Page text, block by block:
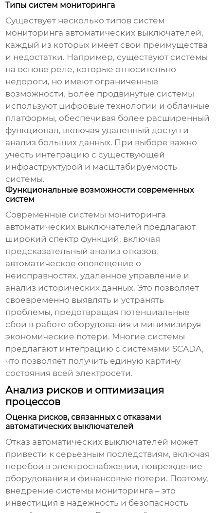
Типы систем мониторинга
Существует несколько типов систем
мониторинга автоматических выключателей,
каждый из которых имеет свои преимущества
и недостатки. Например, существуют системы
на основе реле, которые относительно
недороги, но имеют ограниченные
возможности. Более продвинутые системы
используют цифровые технологии и облачные
платформы, обеспечивая более расширенный
функционал, включая удаленный доступ и
анализ больших данных. При выборе важно
учесть интеграцию с существующей
инфраструктурой и масштабируемость
системы.
Функциональные возможности современных
систем
Современные системы мониторинга
автоматических выключателей предлагают
широкий спектр функций, включая
предсказательный анализ отказов,
автоматическое оповещение о
неисправностях, удаленное управление и
анализ исторических данных. Это позволяет
своевременно выявлять и устранять
проблемы, предотвращая потенциальные
сбои в работе оборудования и минимизируя
экономические потери. Многие системы
предлагают интеграцию с системами SCADA,
что позволяет получить единую картину
состояния всей электросети.
Анализ рисков и оптимизация
процессов
Оценка рисков, связанных с отказами
автоматических выключателей
Отказ автоматических выключателей может
привести к серьезным последствиям, включая
перебои в электроснабжении, повреждение
оборудования и финансовые потери. Поэтому,
внедрение системы мониторинга – это
инвестиция в надежность и безопасность